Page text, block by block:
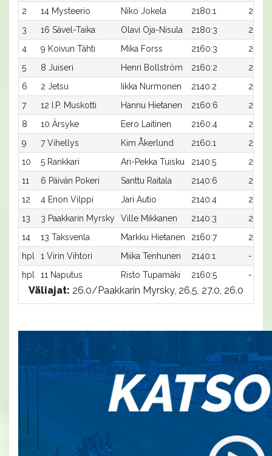
2
14 Mysteerio Niko Jokela 2180:1
25,6
3
16 Sävel-Taika Olavi Oja-Nisula 2180:3
25,6
4
9 Koivun Tähti Mika Forss 2160:3
26,7
5
8 Juiseri Henri Bollström 2160:2
27,1x
6
2 Jetsu Iikka Nurmonen 2140:2
28,0
7
12 I.P. Muskotti Hannu Hietanen 2160:6
27,4
8
10 Ärsyke Eero Laitinen 2160:4
27,4
9
7 Vihellys Kim Åkerlund 2160:1
27,5
10
5 Rankkari Ari-Pekka Tuisku 2140:5
28,3
11
6 Päivän Pokeri Santtu Raitala 2140:6
28,6
12
4 Enon Vilppi Jari Autio 2140:4
28,8x
13
3 Paakkarin Myrsky Ville Mikkanen 2140:3
29,3
14
13 Taksvenla Markku Hietanen 2160:7
29,1
hpl
1 Virin Vihtori Miika Tenhunen 2140:1
-
hpl
11 Naputus Risto Tupamäki 2160:5 -
Väliajat: 26.0/Paakkarin Myrsky, 26.5, 27.0, 26.0